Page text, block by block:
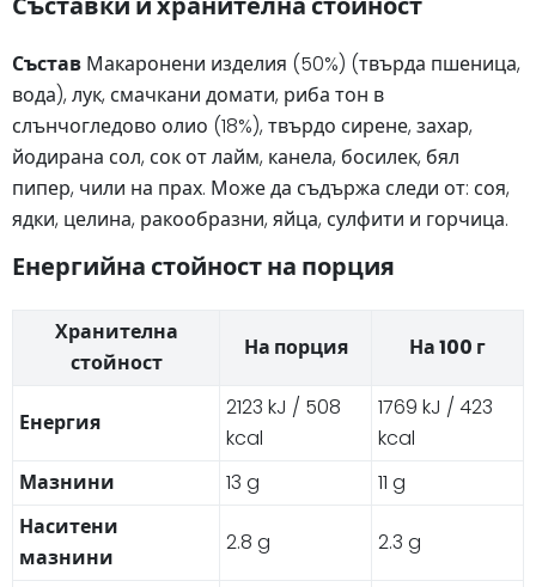
Състав Макаронени изделия (50%) (твърда пшеница,
вода), лук, смачкани домати, риба тон в
слънчогледово олио (18%), твърдо сирене, захар,
йодирана сол, сок от лайм, канела, босилек, бял
пипер, чили на прах. Може да съдържа следи от: соя,
ядки, целина, ракообразни, яйца, сулфити и горчица.
Енергийна стойност на порция
Хранителна
стойност
На порция На 100 г
Енергия
2123 kJ / 508
kcal
1769 kJ / 423
kcal
Мазнини
13 g
11 g
Наситени
мазнини
2.8 g 2.3 g